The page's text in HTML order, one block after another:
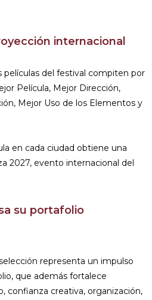
internacional
películas del festival compiten por
Película, Mejor Dirección,
Mejor Uso de los Elementos y
en cada ciudad obtiene una
2027, evento internacional del
su portafolio
representa un impulso
que además fortalece
confianza creativa, organización,